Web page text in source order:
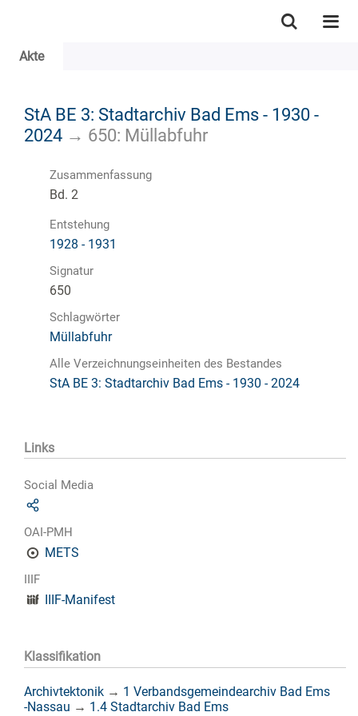
Akte
StA BE 3: Stadtarchiv Bad Ems - 1930 -
2024 → 650: Müllabfuhr
Zusammenfassung
Bd. 2
Entstehung
1928 - 1931
Signatur
650
Schlagwörter
Müllabfuhr
Alle Verzeichnungseinheiten des Bestandes
StA BE 3: Stadtarchiv Bad Ems - 1930 - 2024
Links
Social Media
OAI-PMH
METS
IIIF
IIIF-Manifest
Klassifikation
Archivtektonik → 1 Verbandsgemeindearchiv Bad Ems
-Nassau → 1.4 Stadtarchiv Bad Ems